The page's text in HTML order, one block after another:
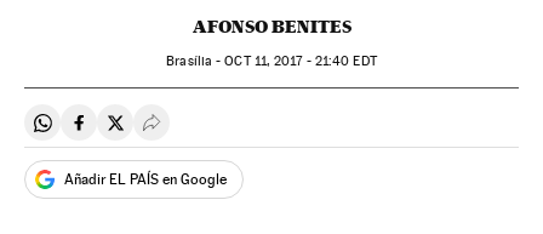
AFONSO BENITES
Brasília -OCT11, 2017 - 21:40 EDT
Compartir en Whatsapp
Compartir en Facebook
Compartir en Twitter
Desplegar Redes Sociales
Añadir EL PAÍS en Google